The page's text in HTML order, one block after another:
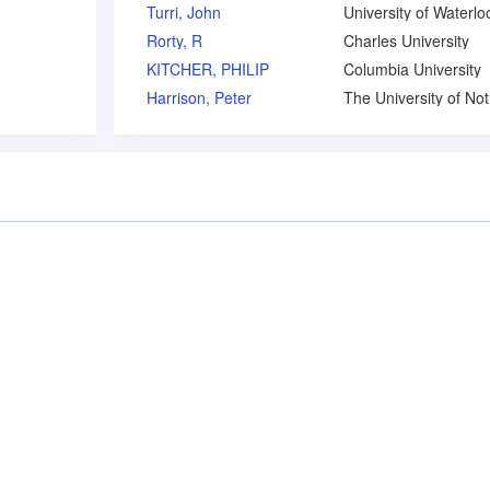
Turri, John
University of
Rorty, R
Charles University
KITCHER, PHILIP
Columbia University
Harrison, Peter